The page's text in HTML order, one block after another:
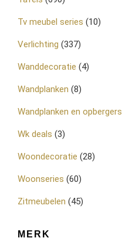
Tv meubel series (10)
Verlichting (337)
Wanddecoratie (4)
Wandplanken (8)
Wandplanken en opbergers
Wk deals (3)
Woondecoratie (28)
Woonseries (60)
Zitmeubelen (45)
MERK